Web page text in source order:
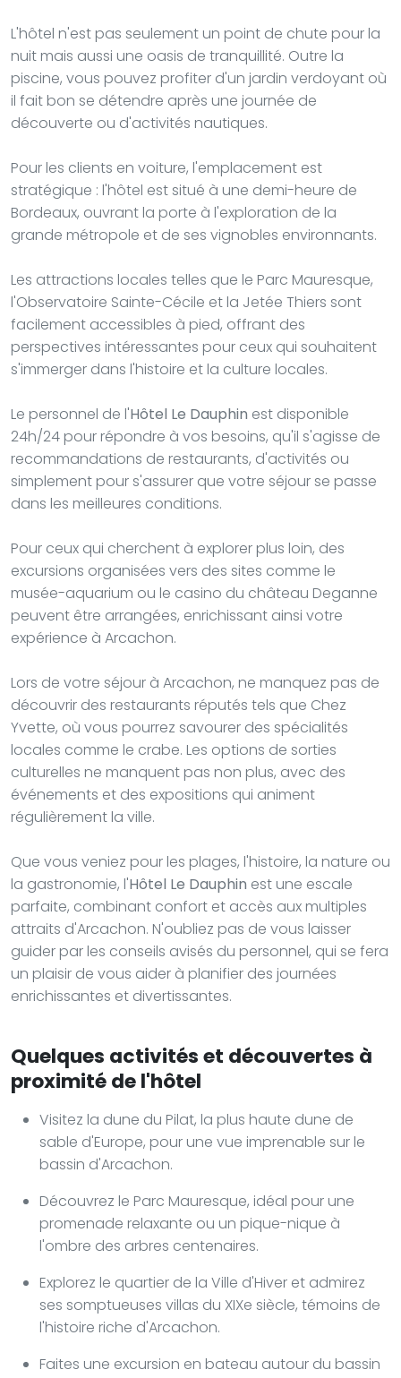
L'hôtel n'est pas seulement un point de chute pour la
nuit mais aussi une oasis de tranquillité. Outre la
piscine, vous pouvez profiter d'un jardin verdoyant où
il fait bon se détendre après une journée de
découverte ou d'activités nautiques.
Pour les clients en voiture, l'emplacement est
stratégique : l'hôtel est situé à une demi-heure de
Bordeaux, ouvrant la porte à l'exploration de la
grande métropole et de ses vignobles environnants.
Les attractions locales telles que le Parc Mauresque,
l'Observatoire Sainte-Cécile et la Jetée Thiers sont
facilement accessibles à pied, offrant des
perspectives intéressantes pour ceux qui souhaitent
s'immerger dans l'histoire et la culture locales.
Le personnel de l'Hôtel Le Dauphin est disponible
24h/24 pour répondre à vos besoins, qu'il s'agisse de
recommandations de restaurants, d'activités ou
simplement pour s'assurer que votre séjour se passe
dans les meilleures conditions.
Pour ceux qui cherchent à explorer plus loin, des
excursions organisées vers des sites comme le
musée-aquarium ou le casino du château Deganne
peuvent être arrangées, enrichissant ainsi votre
expérience à Arcachon.
Lors de votre séjour à Arcachon, ne manquez pas de
découvrir des restaurants réputés tels que Chez
Yvette, où vous pourrez savourer des spécialités
locales comme le crabe. Les options de sorties
culturelles ne manquent pas non plus, avec des
événements et des expositions qui animent
régulièrement la ville.
Que vous veniez pour les plages, l'histoire, la nature ou
la gastronomie, l'Hôtel Le Dauphin est une escale
parfaite, combinant confort et accès aux multiples
attraits d'Arcachon. N'oubliez pas de vous laisser
guider par les conseils avisés du personnel, qui se fera
un plaisir de vous aider à planifier des journées
enrichissantes et divertissantes.
Quelques activités et découvertes à
proximité de l'hôtel
Visitez la dune du Pilat, la plus haute dune de
sable d'Europe, pour une vue imprenable sur le
bassin d'Arcachon.
Découvrez le Parc Mauresque, idéal pour une
promenade relaxante ou un pique-nique à
l'ombre des arbres centenaires.
Explorez le quartier de la Ville d'Hiver et admirez
ses somptueuses villas du XIXe siècle, témoins de
l'histoire riche d'Arcachon.
Faites une excursion en bateau autour du bassin